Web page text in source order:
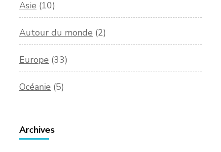
Asie (10)
Autour du monde (2)
Europe (33)
Océanie (5)
Archives